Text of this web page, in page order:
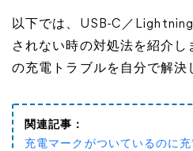
以下では、USB-C／
されない時の対処法を紹介し
の充電トラブルを自分で解決
関連記事：
充電マークがついているのに